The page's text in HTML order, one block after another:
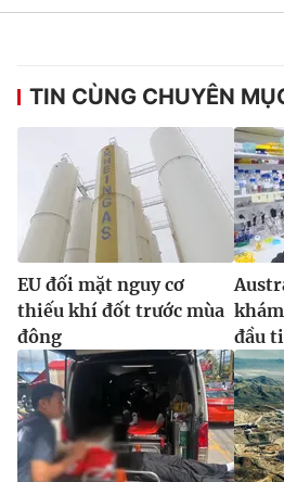
TIN CÙNG CHUYÊN
EU đối mặt nguy cơ
thiếu khí đốt trước mùa
đông
đầu